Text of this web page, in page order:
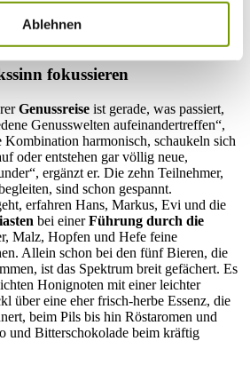
Ablehnen
fokussieren
Genussreise ist gerade, was passiert,
Genusswelten aufeinandertreffen“,
Kombination harmonisch, schaukeln sich
oder entstehen gar völlig neue,
ergänzt er. Die zehn Teilnehmer,
sind schon gespannt.
erfahren Hans, Markus, Evi und die
bei einerFührung durch die
Malz, Hopfen und Hefe feine
Allein schon bei den fünf Bieren, die
ist das Spektrum breit gefächert. Es
Honignoten mit einer leichter
über eine eher frisch-herbe Essenz, die
beim Pils bis hin Röstaromen und
und Bitterschokolade beim kräftig